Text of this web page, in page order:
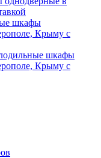
шкафы
Крыму с
шкафы
Крыму с